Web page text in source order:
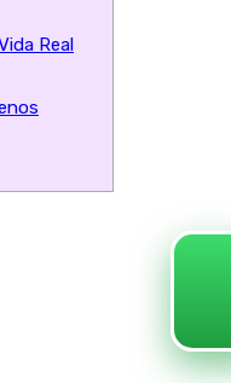
Real